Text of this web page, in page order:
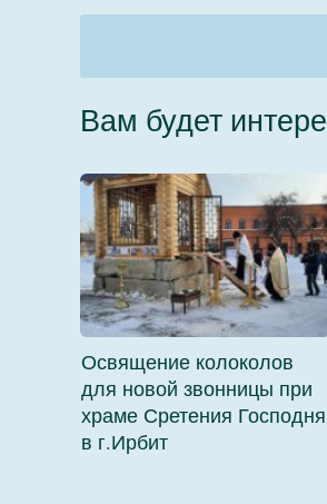
Вам будет
Освящение колоколов
для новой звонницы при
храме Сретения Господня
в г.Ирбит